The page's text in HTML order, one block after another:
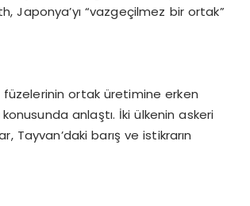
Japonya’yı “vazgeçilmez bir ortak”
ortak üretimine erken
anlaştı. İki ülkenin askeri
barış ve istikrarın